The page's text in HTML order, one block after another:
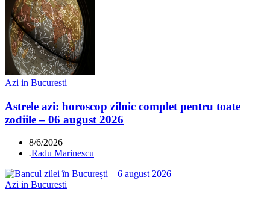
Azi in Bucuresti
Astrele azi: horoscop zilnic complet pentru toate
zodiile – 06 august 2026
8/6/2026
.Radu Marinescu
Azi in Bucuresti